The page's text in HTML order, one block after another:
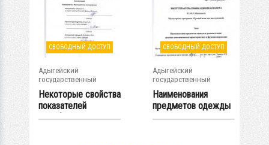
СВОБОДНЫЙ ДОСТУП
Адыгейский
государственный
университет
Некоторые свойства
показателей
колеблемости и...
СВОБОДНЫЙ ДОСТУП
Адыгейский
государственный
университет
Наименования
предметов одежды
в русском языке:...